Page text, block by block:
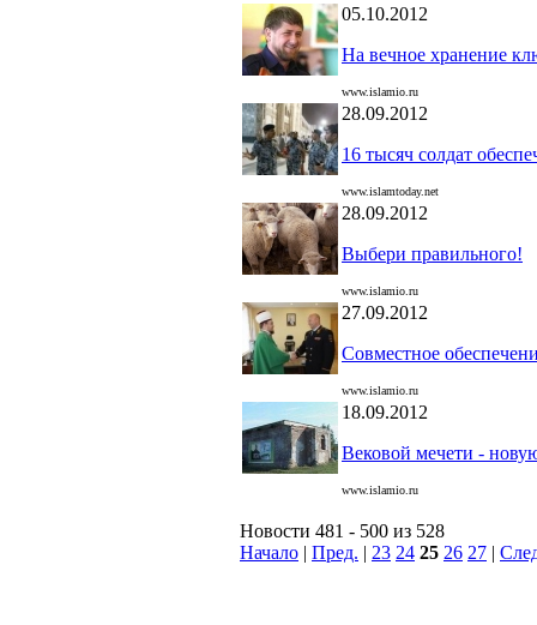
05.10.2012
На вечное хранение
www.islamio.ru
28.09.2012
16 тысяч солдат
www.islamtoday.net
28.09.2012
Выбери правильного!
www.islamio.ru
27.09.2012
Совместное
www.islamio.ru
18.09.2012
Вековой мечети -
www.islamio.ru
Новости 481 - 500 из 528
Начало | Пред. | 23 24 25 26 27 |